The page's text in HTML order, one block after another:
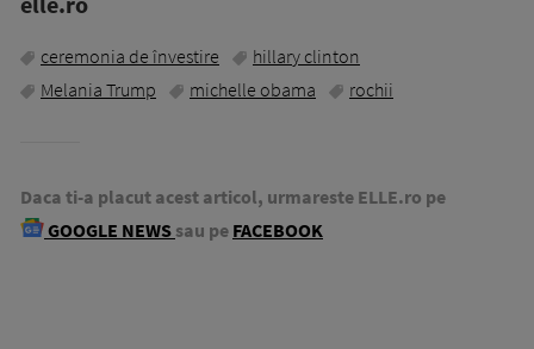
ceremonia de învestire
hillary clinton
Melania Trump
michelle obama rochii
Daca ti-a placut acest articol, urmareste ELLE.ro pe
GOOGLE NEWS sau pe FACEBOOK